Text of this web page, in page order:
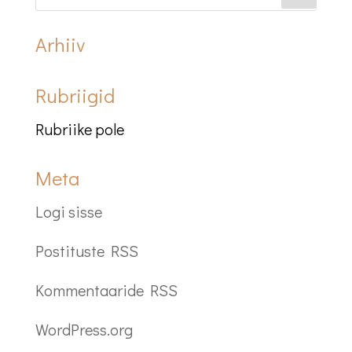
Arhiiv
Rubriigid
Rubriike pole
Meta
Logi sisse
Postituste RSS
Kommentaaride RSS
WordPress.org